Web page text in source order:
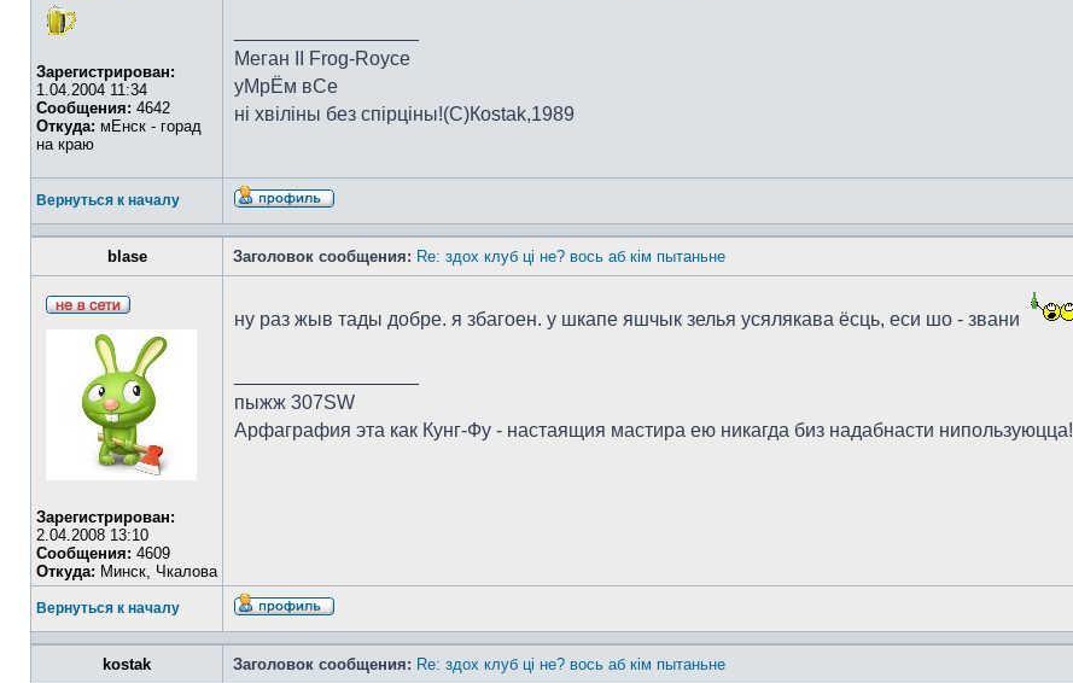
Зарегистрирован:
1.04.2004 11:34
Сообщения: 4642
Откуда: мЕнск - горад
на краю
Меган II Frog-Royce
уМрЁм вСе
ні хвіліны без спірціны!(C)Коstak,1989
Вернуться к началу
blase Заголовок сообщения: Re: здох клуб ці не? вось аб кім пытаньне
Зарегистрирован:
2.04.2008 13:10
Сообщения: 4609
Откуда: Минск, Чкалова
ну раз жыв тады добре. я збагоен. у шкапе яшчык зелья усялякава ёсць, еси шо - звани
пыжж 307SW
Арфаграфия эта как Кунг-Фу - настаящия мастира ею никагда биз надабнасти нипользуюцца!
Вернуться к началу
kostak Заголовок сообщения: Re: здох клуб ці не? вось аб кім пытаньне